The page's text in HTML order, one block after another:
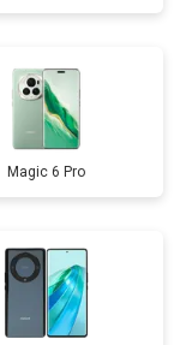
Magic 6 Pro